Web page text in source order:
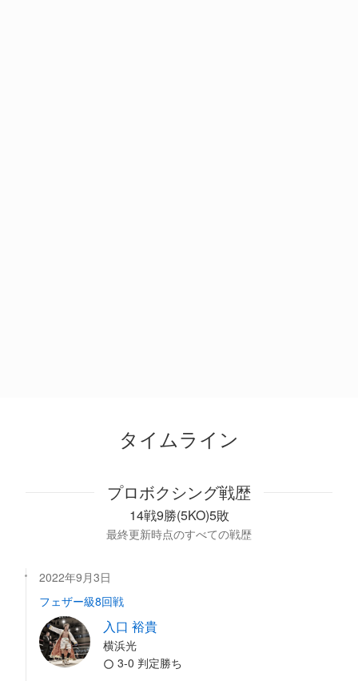
タイムライン
プロボクシング戦歴
14戦9勝(5KO)5敗
最終更新時点のすべての戦歴
2022年9月3日
フェザー級8回戦
入口 裕貴
横浜光
3-0 判定勝ち